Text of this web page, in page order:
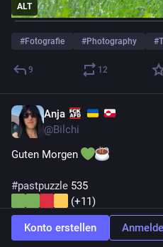
ALT
#Fotografie #Photography #
9 12
Anja
@Bilchi
Guten Morgen
#pastpuzzle 535
(+11)
(0)
Konto erstellen